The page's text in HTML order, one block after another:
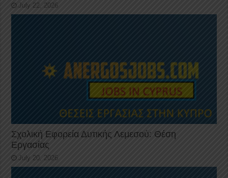
July 22, 2026
Σχολική Εφορεία Δυτικής Λεμεσού: Θέση
Εργασίας
July 20, 2026